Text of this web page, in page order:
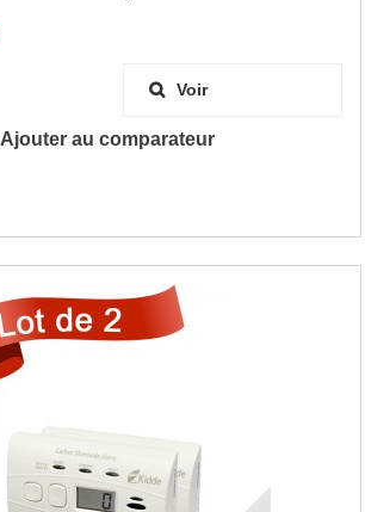
Voir
Ajouter au comparateur